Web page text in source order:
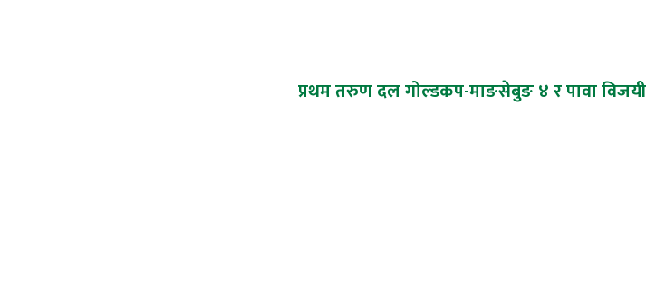
प्रथम तरुण दल गोल्डकप-माङसेबुङ ४ र पावा विजयी